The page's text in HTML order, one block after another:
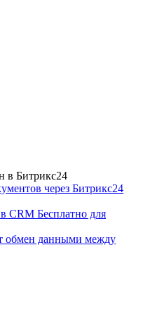
в Битрикс24
через Битрикс24
CRM Бесплатно для
обмен данными между